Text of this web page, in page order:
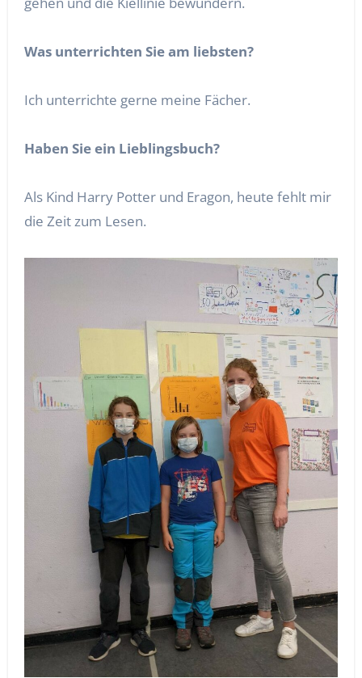
Was unterrichten Sie am liebsten?
Ich unterrichte gerne meine Fächer.
Haben Sie ein Lieblingsbuch?
Als Kind Harry Potter und Eragon, heute fehlt mir
die Zeit zum Lesen.